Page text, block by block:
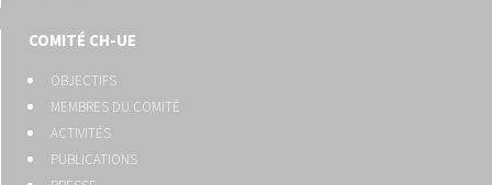
COMITÉ CH-UE
OBJECTIFS
MEMBRES DU COMITÉ
ACTIVITÉS
PUBLICATIONS